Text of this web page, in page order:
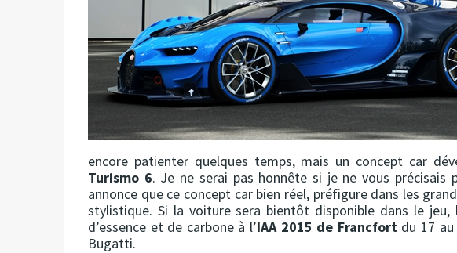
encore patienter quelques temps, mais un concept car
Turismo 6. Je ne serai pas honnête si je ne vous précisais
annonce que ce concept car bien réel, préfigure dans les
stylistique. Si la voiture sera bientôt disponible dans le
d’essence et de carbone à l’IAA 2015 de Francfortdu 17 au
Bugatti.